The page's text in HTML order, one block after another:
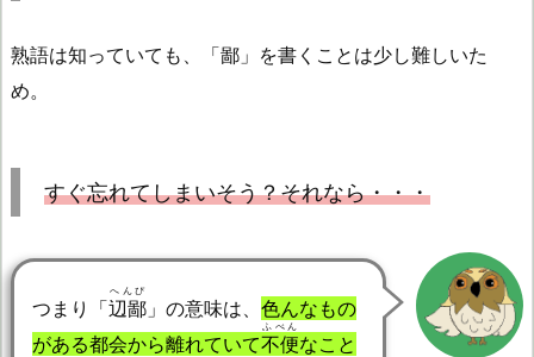
熟語は知っていても、「鄙」を書くことは少し難しいた
め。
すぐ忘れてしまいそう？それなら・・・
つまり「辺鄙
へんぴ
」の意味は、 色んなもの
がある都会から離れていて不便
ふべん
なこと